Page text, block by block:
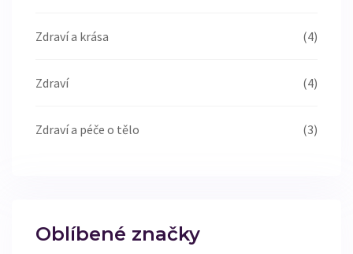
Zdraví a krása (4)
Zdraví (4)
Zdraví a péče o tělo (3)
Oblíbené značky